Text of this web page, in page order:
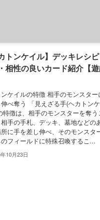
トンケイル】デッキレシピ
相性の良いカード紹介【
ケイルの特徴 相手のモンスター
べ奪う 「見えざる手(ヘカトン
特徴は、相手のモンスターを奪う
手の手札、デッキ、墓地などの
に手を差し伸べ、そのモンスタ
のフィールドに特殊召喚するこ...
10月23日